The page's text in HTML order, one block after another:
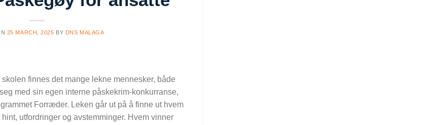
25 MARCH, 2025 BY DNS MALAGA
finnes det mange lekne mennesker, både
med sin egen interne påskekrim-konkurranse,
Forræder. Leken går ut på å finne ut hvem
utfordringer og avstemminger. Hvem vinner